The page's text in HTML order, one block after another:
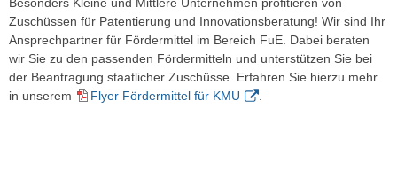
Zuschüssen für Patentierung und Innovationsberatung! Wir sind Ihr
Ansprechpartner für Fördermittel im Bereich FuE. Dabei beraten
wir Sie zu den passenden Fördermitteln und unterstützen Sie bei
der Beantragung staatlicher Zuschüsse. Erfahren Sie hierzu mehr
in unserem
Flyer Fördermittel für KMU